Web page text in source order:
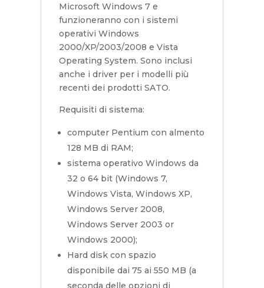
Microsoft Windows 7 e
funzioneranno con i sistemi
operativi Windows
2000/XP/2003/2008 e Vista
Operating System. Sono inclusi
anche i driver per i modelli più
recenti dei prodotti SATO.
Requisiti di sistema:
computer Pentium con almento
128 MB di RAM;
sistema operativo Windows da
32 o 64 bit (Windows 7,
Windows Vista, Windows XP,
Windows Server 2008,
Windows Server 2003 or
Windows 2000);
Hard disk con spazio
disponibile dai 75 ai 550 MB (a
seconda delle opzioni di